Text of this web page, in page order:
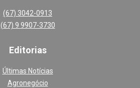
(67) 3042-0913
(67) 9 9907-3730
Editorias
Últimas Notícias
Agronegócio